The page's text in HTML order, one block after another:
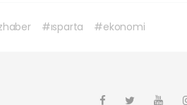
#ısparta #ekonomi